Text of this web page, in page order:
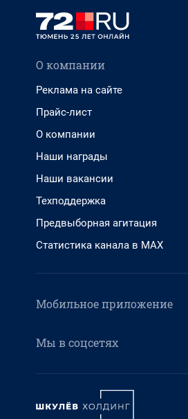
О компании
Реклама на сайте
Прайс-лист
О компании
Наши награды
Наши вакансии
Техподдержка
Предвыборная агитация
Статистика канала в MAX
Мобильное приложение
Мы в соцсетях